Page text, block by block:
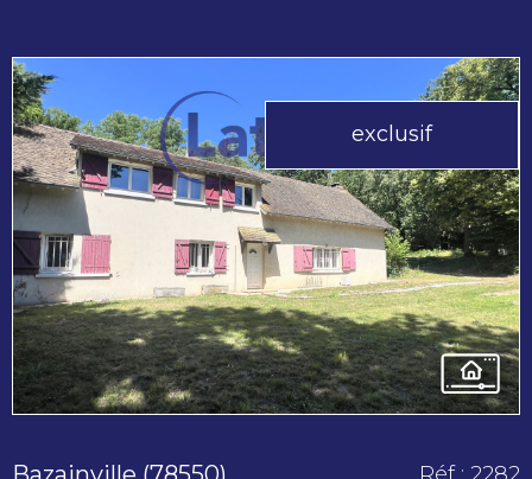
exclusif
voir le
bien